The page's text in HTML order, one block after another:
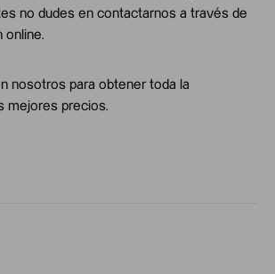
no dudes en contactarnos a través de
online.
nosotros para obtener toda la
mejores precios.